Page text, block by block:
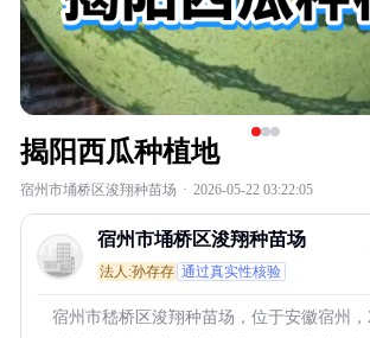
揭阳西瓜种植地
宿州市埇桥区浚翔种苗场 · 2026-05-22 03:22:05
宿州市埇桥区浚翔种苗场
法人:孙存存 通过真实性核验
宿州市嵇桥区浚翔种苗场，位于安徽宿州，